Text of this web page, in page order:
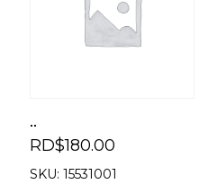
..
RD$180.00
SKU: 15531001